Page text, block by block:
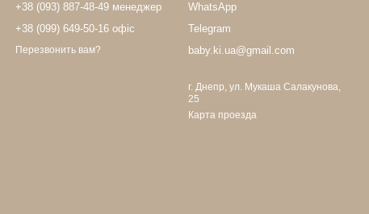
+38 (093) 887-48-49 менеджер
+38 (099) 649-50-16 офіс
Перезвонить вам?
WhatsApp
Telegram
baby.ki.ua@gmail.com
г. Днепр, ул. Мукаша Салакунова,
25
Карта проезда